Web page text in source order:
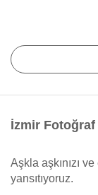
İzmir Fotoğraf
Aşkla aşkınızı
yansıtıyoruz.